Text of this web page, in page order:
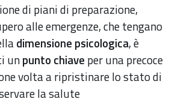
di piani di preparazione,
alle emergenze, che tengano
dimensione psicologica, è
unpunto chiave per una precoce
volta a ripristinare lo stato di
la salute